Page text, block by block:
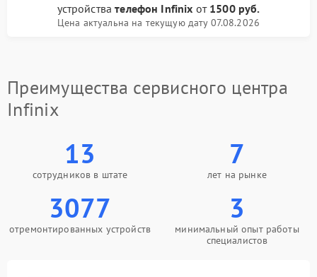
устройствателефон Infinix от 1500 руб.
Цена актуальна на текущую дату 07.08.2026
Преимущества сервисного центра
Infinix
13
сотрудников в штате
7
лет на рынке
3077
отремонтированных устройств
3
минимальный опыт работы
специалистов